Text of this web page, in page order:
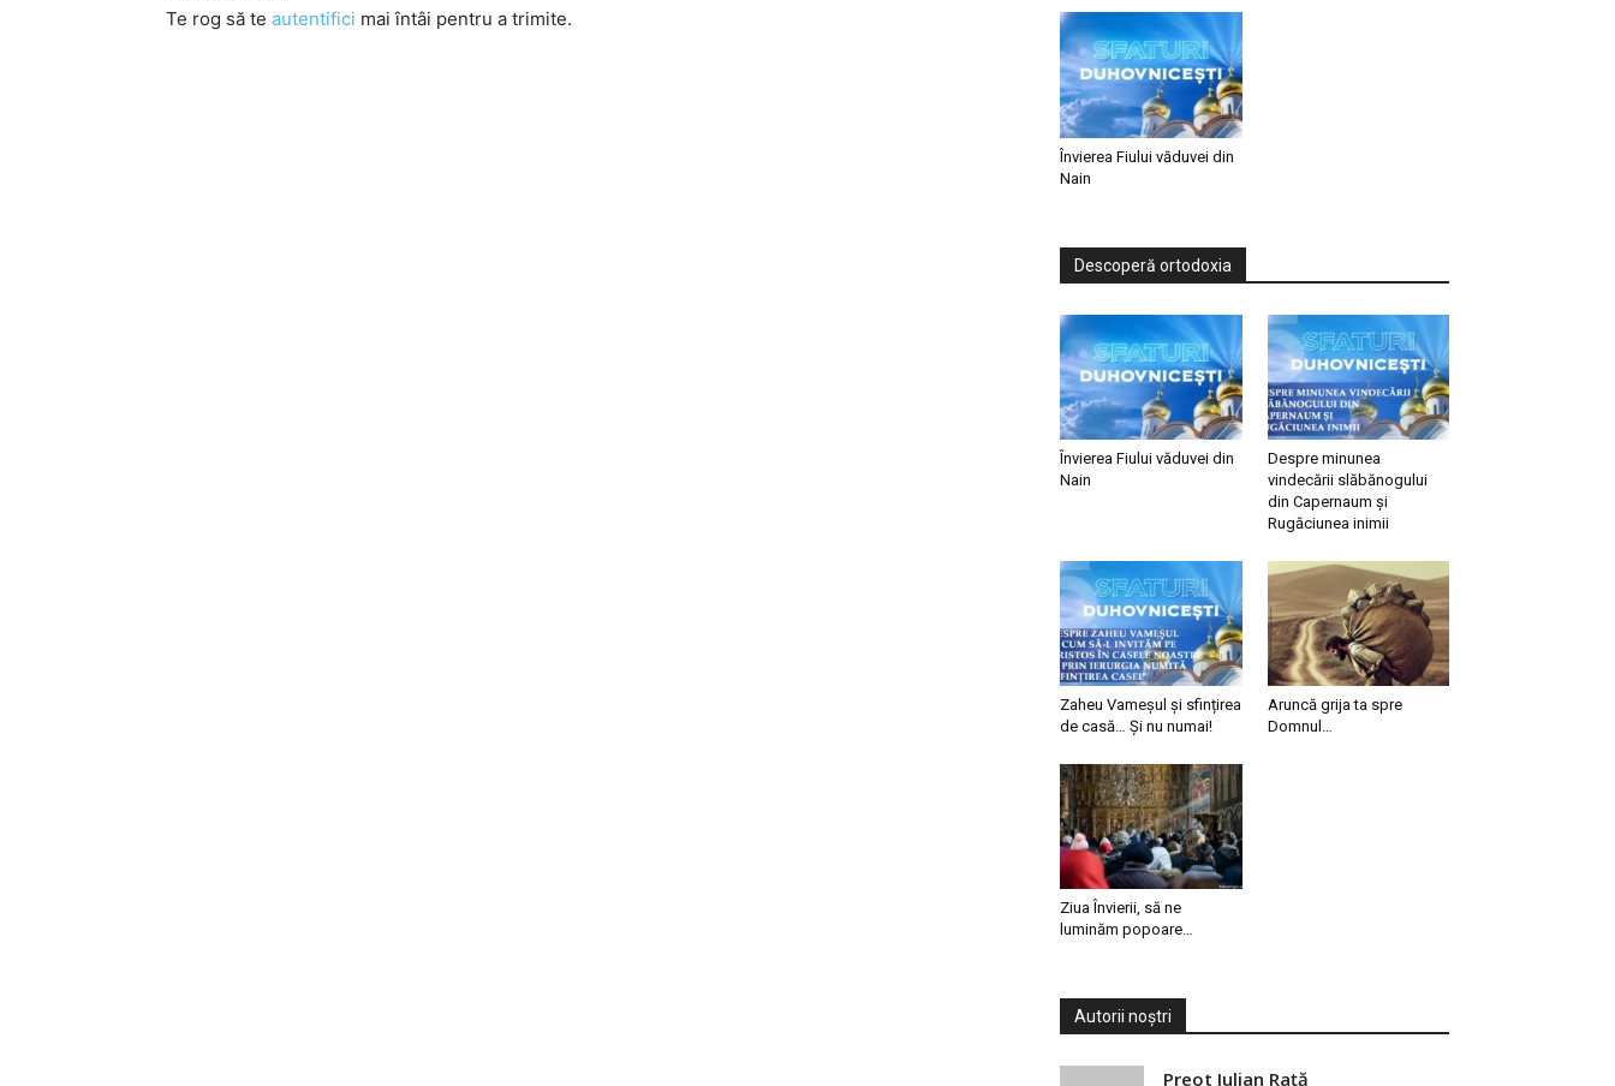
Te rog să te autentifici mai întâi pentru a trimite.
Învierea Fiului văduvei din
Nain
Descoperă ortodoxia
Învierea Fiului văduvei din
Nain
Despre minunea
vindecării slăbănogului
din Capernaum și
Rugăciunea inimii
Zaheu Vameșul și sfințirea
de casă… Și nu numai!
Aruncă grija ta spre
Domnul…
Ziua Învierii, să ne
luminăm popoare…
Autorii noștri
Preot Iulian Raţă